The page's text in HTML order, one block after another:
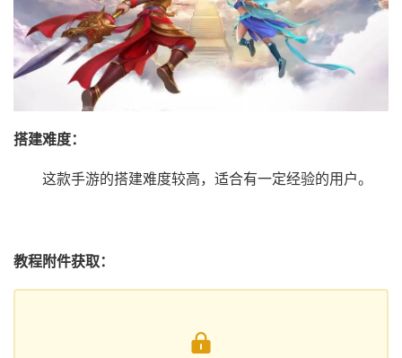
搭建难度：
这款手游的搭建难度较高，适合有一定经验的用户。
教程附件获取：
